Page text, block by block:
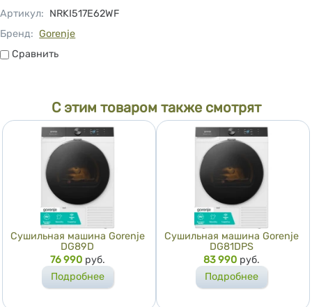
Артикул: NRKI517E62WF
Бренд: Gorenje
СравнитьСравнить
С этим товаром также смотрят
Сушильная машина Gorenje
DG89D
Цена
76 990 руб.
Подробнее
Сушильная машина Gorenje
DG81DPS
Цена
83 990 руб.
Подробнее